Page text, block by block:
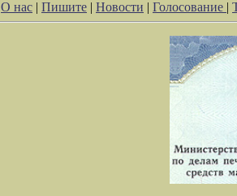
О нас | Пишите | Новости | Голосование |